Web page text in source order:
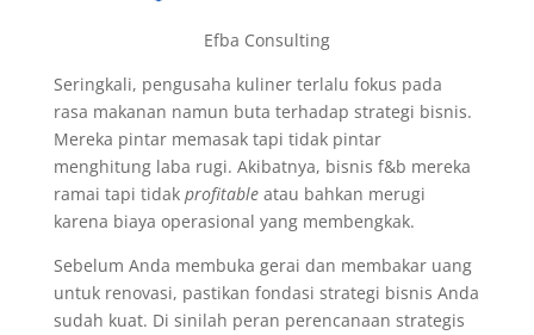
Efba Consulting
Seringkali, pengusaha kuliner terlalu fokus pada
rasa makanan namun buta terhadap strategi bisnis.
Mereka pintar memasak tapi tidak pintar
menghitung laba rugi. Akibatnya, bisnis f&b mereka
ramai tapi tidak profitableatau bahkan merugi
karena biaya operasional yang membengkak.
Sebelum Anda membuka gerai dan membakar uang
untuk renovasi, pastikan fondasi strategi bisnis Anda
sudah kuat. Di sinilah peran perencanaan strategis